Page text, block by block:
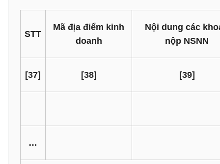
STT
Mã địa điểm kinh
doanh
Nội dung các
nộp NSNN
[37] [38] [39]
…